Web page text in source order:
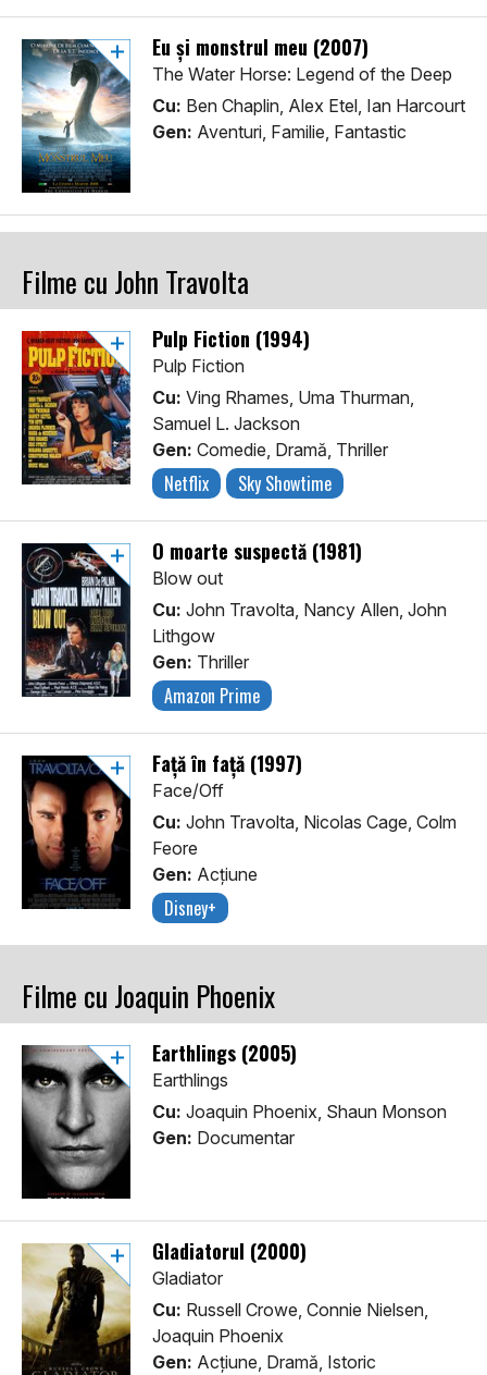
Eu și monstrul meu (2007)
The Water Horse: Legend of the Deep
Cu: Ben Chaplin, Alex Etel, Ian Harcourt
Gen: Aventuri, Familie, Fantastic
Filme cu John Travolta
Pulp Fiction (1994)
Pulp Fiction
Cu: Ving Rhames, Uma Thurman,
Samuel L. Jackson
Gen: Comedie, Dramă, Thriller
Netflix Sky Showtime
O moarte suspectă (1981)
Blow out
Cu: John Travolta, Nancy Allen, John
Lithgow
Gen: Thriller
Amazon Prime
Față în față (1997)
Face/Off
Cu: John Travolta, Nicolas Cage, Colm
Feore
Gen: Acţiune
Disney+
Filme cu Joaquin Phoenix
Earthlings (2005)
Earthlings
Cu: Joaquin Phoenix, Shaun Monson
Gen: Documentar
Gladiatorul (2000)
Gladiator
Cu: Russell Crowe, Connie Nielsen,
Joaquin Phoenix
Gen: Acţiune, Dramă, Istoric